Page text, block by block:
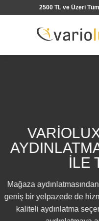
2500 TL ve Üzeri
İLE
Mağaza
geniş bir yelpazede de
kaliteli aydınlatma